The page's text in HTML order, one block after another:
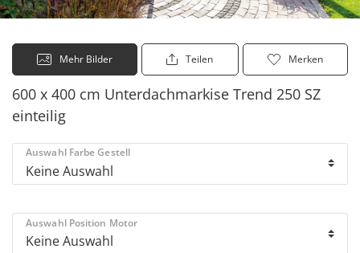
Mehr Bilder Teilen Merken
600 x 400 cm Unterdachmarkise Trend 250 SZ
einteilig
Auswahl Farbe Gestell
Auswahl Position Motor